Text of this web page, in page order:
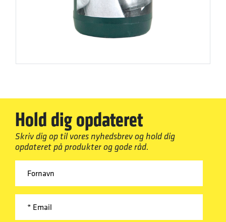
Hold dig opdateret
Skriv dig op til vores nyhedsbrev og hold dig
opdateret på produkter og gode råd.